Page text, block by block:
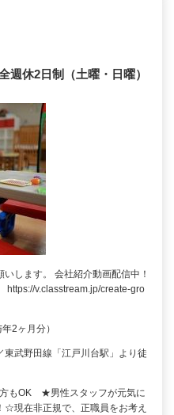
休2日制（土曜・日曜）
します。 会社紹介動画配信中！
https://v.classtream.jp/create-gro
2ヶ月分）
東武野田線「江戸川台駅」より徒
もOK ★男性スタッフが元気に
☆現在非正規で、正職員をお考え